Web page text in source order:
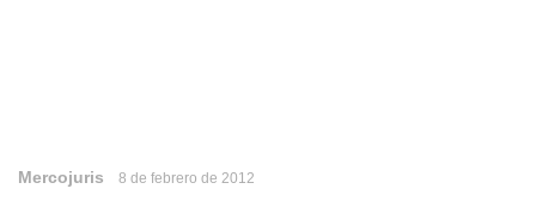
Mercojuris 8 de febrero de 2012